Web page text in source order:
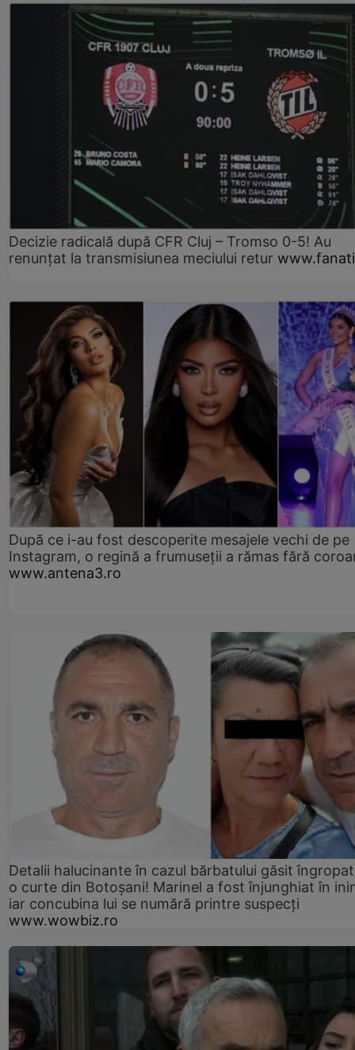
Decizie radicală după CFR Cluj – Tromso 0-5! Au
renunțat la transmisiunea meciului retur
După ce i-au fost descoperite mesajele vechi de pe
Instagram, o regină a frumuseții a rămas fără
www.antena3.ro
Detalii halucinante în cazul bărbatului găsit
o curte din Botoșani! Marinel a fost înjunghiat în
iar concubina lui se numără printre suspecți
www.wowbiz.ro